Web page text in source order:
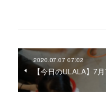
2020.07.07 07:02
【今日のULALA】7